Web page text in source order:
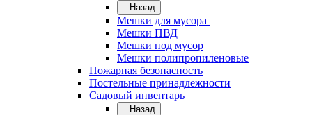
Назад
Мешки для мусора
Мешки ПВД
Мешки под мусор
Мешки полипропиленовые
Пожарная безопасность
Постельные принадлежности
Садовый инвентарь
Назад